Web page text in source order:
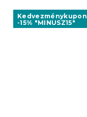
Kedvezménykupon
-15% "MINUSZ15"